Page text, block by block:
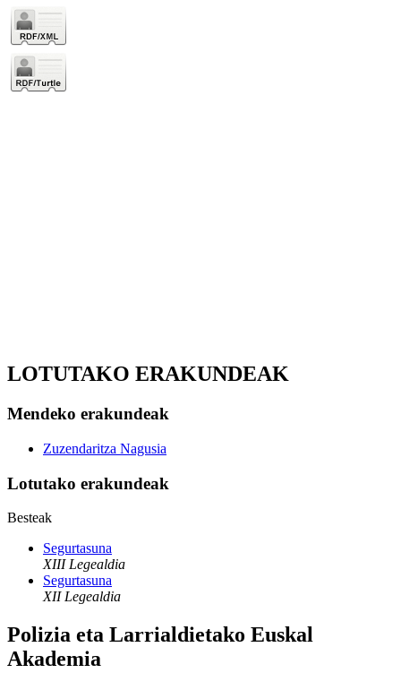
LOTUTAKO ERAKUNDEAK
Mendeko erakundeak
Zuzendaritza Nagusia
Lotutako erakundeak
Besteak
Segurtasuna
XIII Legealdia
Segurtasuna
XII Legealdia
Polizia eta Larrialdietako Euskal
Akademia